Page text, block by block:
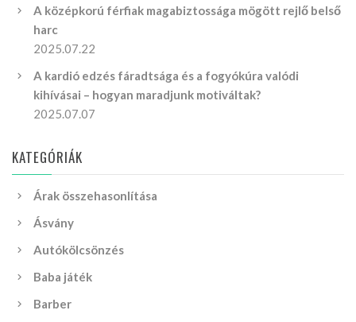
A középkorú férfiak magabiztossága mögött rejlő belső
harc
2025.07.22
A kardió edzés fáradtsága és a fogyókúra valódi
kihívásai – hogyan maradjunk motiváltak?
2025.07.07
KATEGÓRIÁK
Árak összehasonlítása
Ásvány
Autókölcsönzés
Baba játék
Barber